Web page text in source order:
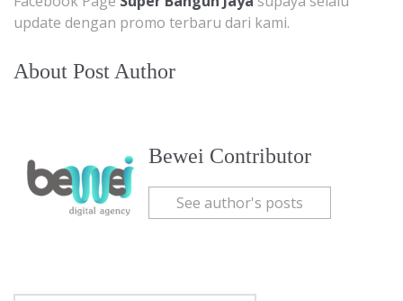
update dengan promo terbaru dari kami.
About Post Author
Bewei Contributor
See author's posts